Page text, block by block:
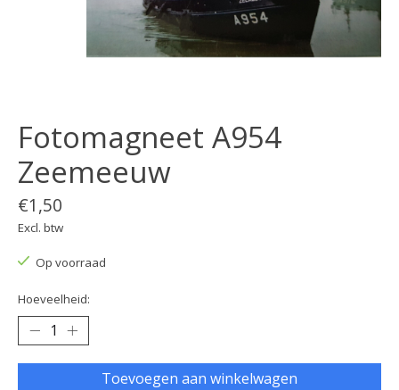
Fotomagneet A954
Zeemeeuw
€1,50
Excl. btw
Op voorraad
Hoeveelheid:
Toevoegen aan winkelwagen